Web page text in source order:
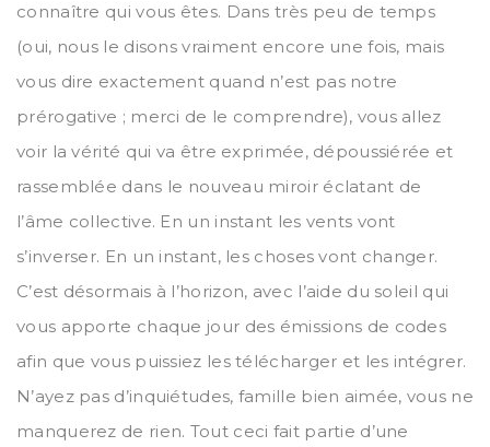
connaître qui vous êtes. Dans très peu de temps
(oui, nous le disons vraiment encore une fois, mais
vous dire exactement quand n’est pas notre
prérogative ; merci de le comprendre), vous allez
voir la vérité qui va être exprimée, dépoussiérée et
rassemblée dans le nouveau miroir éclatant de
l’âme collective. En un instant les vents vont
s’inverser. En un instant, les choses vont changer.
C’est désormais à l’horizon, avec l’aide du soleil qui
vous apporte chaque jour des émissions de codes
afin que vous puissiez les télécharger et les intégrer.
N’ayez pas d’inquiétudes, famille bien aimée, vous ne
manquerez de rien. Tout ceci fait partie d’une